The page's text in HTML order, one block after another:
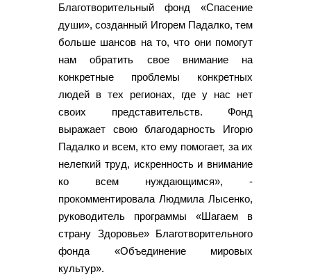
Благотворительный фонд «Спасение
души», созданный Игорем Падалко, тем
больше шансов на то, что они помогут
нам обратить свое внимание на
конкретные проблемы конкретных
людей в тех регионах, где у нас нет
своих представительств. Фонд
выражает свою благодарность Игорю
Падалко и всем, кто ему помогает, за их
нелегкий труд, искренность и внимание
ко всем нуждающимся», -
прокомментировала Людмила Лысенко,
руководитель программы «Шагаем в
страну Здоровье» Благотворительного
фонда «Объединение мировых
культур».